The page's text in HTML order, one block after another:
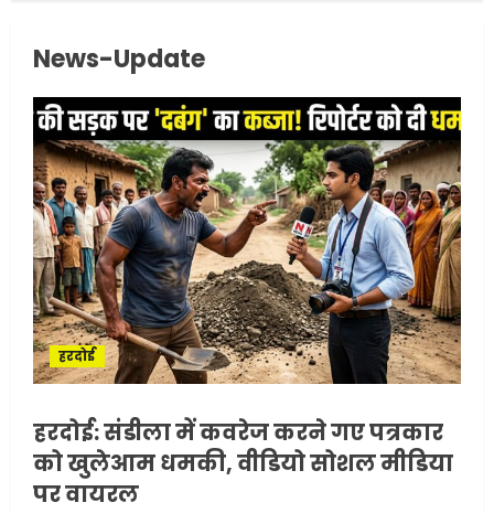
News-Update
हरदोई
हरदोई: संडीला में कवरेज करने गए पत्रकार
को खुलेआम धमकी, वीडियो सोशल मीडिया
पर वायरल